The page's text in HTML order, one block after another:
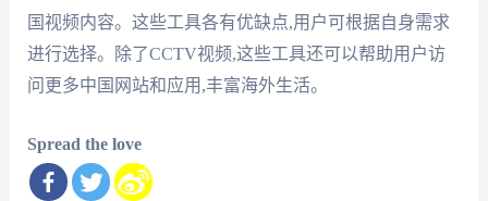
国视频内容。这些工具各有优缺点,用户可根据自身需求
进行选择。除了CCTV视频,这些工具还可以帮助用户访
问更多中国网站和应用,丰富海外生活。
Spread the love